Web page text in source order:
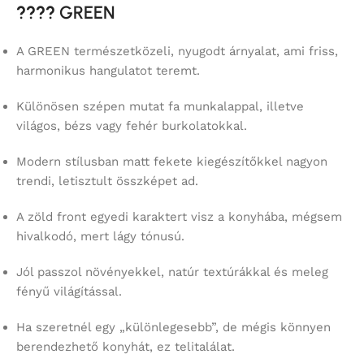
???? GREEN
A GREEN természetközeli, nyugodt árnyalat, ami friss,
harmonikus hangulatot teremt.
Különösen szépen mutat fa munkalappal, illetve
világos, bézs vagy fehér burkolatokkal.
Modern stílusban matt fekete kiegészítőkkel nagyon
trendi, letisztult összképet ad.
A zöld front egyedi karaktert visz a konyhába, mégsem
hivalkodó, mert lágy tónusú.
Jól passzol növényekkel, natúr textúrákkal és meleg
fényű világítással.
Ha szeretnél egy „különlegesebb”, de mégis könnyen
berendezhető konyhát, ez telitalálat.